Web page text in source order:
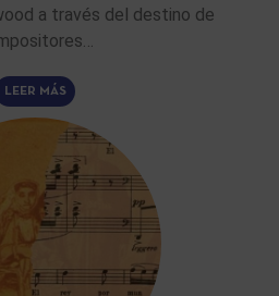
a través del destino de
LEER MÁS